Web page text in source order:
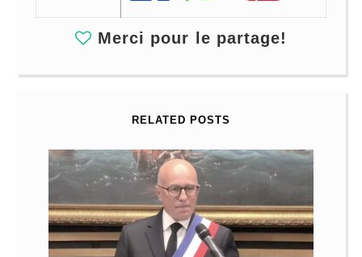
Merci pour le partage!
RELATED POSTS